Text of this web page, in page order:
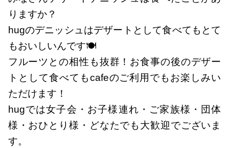
りますか？
hugのデニッシュはデザートとして食べてもとて
もおいしいんです🍽
フルーツとの相性も抜群！お食事の後のデザー
トとして食べてもcafeのご利用でもお楽しみい
ただけます！
hugでは女子会・お子様連れ・ご家族様・団体
様・おひとり様・どなたでも大歓迎でございま
す。